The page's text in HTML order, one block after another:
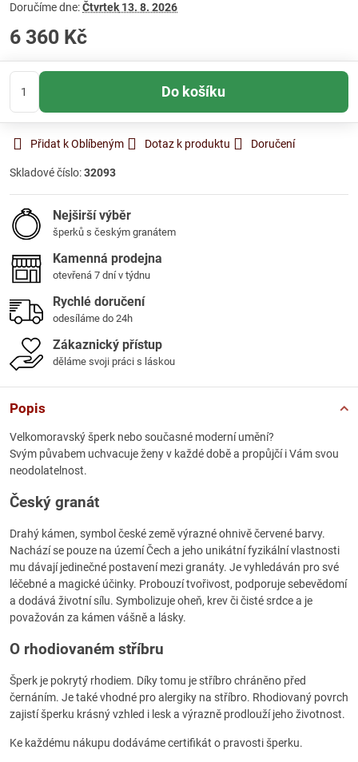
Doručíme dne:Čtvrtek 13. 8. 2026
6 360 Kč
Do košíku
Přidat k Oblíbeným Dotaz k produktu Doručení
Skladové číslo:32093
Nejširší výběr
šperků s českým granátem
Kamenná prodejna
otevřená 7 dní v týdnu
Rychlé doručení
odesíláme do 24h
Zákaznický přístup
děláme svoji práci s láskou
Popis
Velkomoravský šperk nebo současné moderní umění?
Svým půvabem uchvacuje ženy v každé době a propůjčí i Vám svou
neodolatelnost.
Český granát
Drahý kámen, symbol české země výrazné ohnivě červené barvy.
Nachází se pouze na území Čech a jeho unikátní fyzikální vlastnosti
mu dávají jedinečné postavení mezi granáty. Je vyhledáván pro své
léčebné a magické účinky. Probouzí tvořivost, podporuje sebevědomí
a dodává životní sílu. Symbolizuje oheň, krev či čisté srdce a je
považován za kámen vášně a lásky.
O rhodiovaném stříbru
Šperk je pokrytý rhodiem. Díky tomu je stříbro chráněno před
černáním. Je také vhodné pro alergiky na stříbro. Rhodiovaný povrch
zajistí šperku krásný vzhled i lesk a výrazně prodlouží jeho životnost.
Ke každému nákupu dodáváme certifikát o pravosti šperku.